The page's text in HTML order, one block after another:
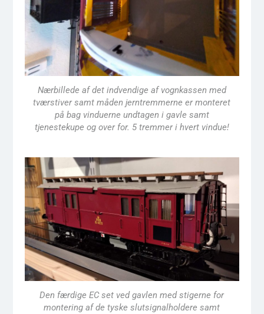
Nærbillede af det indvendige af vognkassen med
tværstiver samt måden jerntremmerne er monteret
på bag vinduerne undtagen i gavle samt
tjenestekupe og over for. 5 tremmer i hvert vindue!
Den færdige EC set ved gavlen med stigerne for
montering af de tyske slutsignalholdere samt